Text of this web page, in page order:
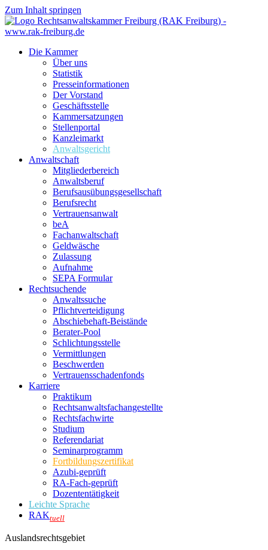
Zum Inhalt springen
Die Kammer
Über uns
Statistik
Presseinformationen
Der Vorstand
Geschäftsstelle
Kammersatzungen
Stellenportal
Kanzleimarkt
Anwaltsgericht
Anwaltschaft
Mitgliederbereich
Anwaltsberuf
Berufsausübungs­gesellschaft
Berufsrecht
Vertrauensanwalt
beA
Fachanwaltschaft
Geldwäsche
Zulassung
Aufnahme
SEPA Formular
Rechtsuchende
Anwaltssuche
Pflichtverteidigung
Abschiebehaft-Beistände
Berater-Pool
Schlichtungsstelle
Vermittlungen
Beschwerden
Vertrauensschadenfonds
Karriere
Praktikum
Rechtsanwalts­fachangestellte
Rechtsfachwirte
Studium
Referendariat
Seminarprogramm
Fortbildungszertifikat
Azubi-geprüft
RA-Fach-geprüft
Dozententätigkeit
Leichte Sprache
RAKtuell
Auslandsrechtsgebiet